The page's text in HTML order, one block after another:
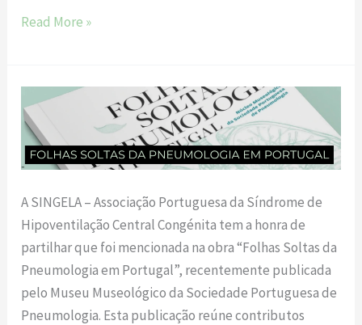
Read More »
A SINGELA – Associação Portuguesa da Síndrome de
Hipoventilação Central Congénita tem a honra de
partilhar que foi mencionada na obra “Folhas Soltas da
Pneumologia em Portugal”, recentemente publicada
pelo Museu Museológico da Sociedade Portuguesa de
Pneumologia. Esta publicação reúne contributos
SINGELA
destacada
no
livro
Soltas
da
Pneumologia
em
Portugal”